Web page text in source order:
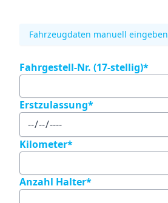
Fahrzeugdaten manuell eingeben
Fahrgestell-Nr. (17-stellig)
Erstzulassung
Kilometer
Anzahl Halter